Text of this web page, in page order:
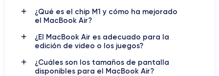
¿Qué es el chip M1 y cómo ha mejorado
el MacBook Air?
¿El MacBook Air es adecuado para la
edición de video o los juegos?
¿Cuáles son los tamaños de pantalla
disponibles para el MacBook Air?